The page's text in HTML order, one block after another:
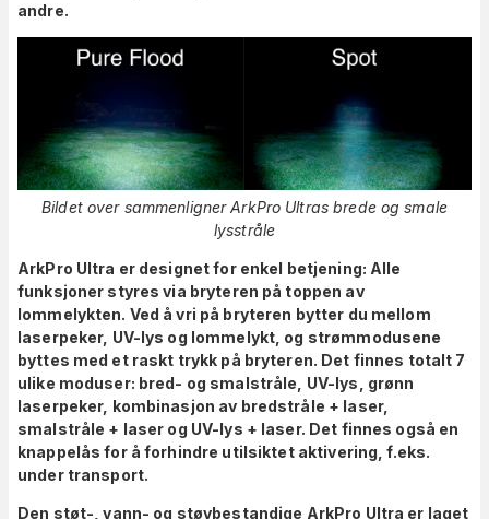
andre.
Bildet over sammenligner ArkPro Ultras brede og smale
lysstråle
ArkPro Ultra er designet for enkel betjening: Alle
funksjoner styres via bryteren på toppen av
lommelykten. Ved å vri på bryteren bytter du mellom
laserpeker, UV-lys og lommelykt, og strømmodusene
byttes med et raskt trykk på bryteren. Det finnes totalt 7
ulike moduser: bred- og smalstråle, UV-lys, grønn
laserpeker, kombinasjon av bredstråle + laser,
smalstråle + laser og UV-lys + laser. Det finnes også en
knappelås for å forhindre utilsiktet aktivering, f.eks.
under transport.
Den støt-, vann- og støvbestandige ArkPro Ultra er laget